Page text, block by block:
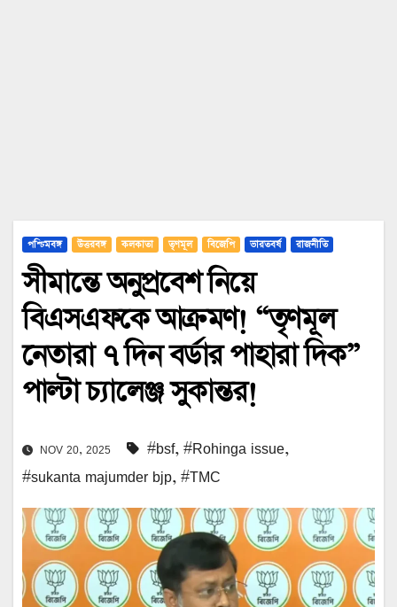
পশ্চিমবঙ্গ উত্তরবঙ্গ কলকাতা তৃণমূল বিজেপি ভারতবর্ষ রাজনীতি
সীমান্তে অনুপ্রবেশ নিয়ে
বিএসএফকে আক্রমণ! “তৃণমূল
নেতারা ৭ দিন বর্ডার পাহারা দিক”
পাল্টা চ্যালেঞ্জ সুকান্তর!
NOV 20, 2025 #bsf, #Rohinga issue,
#sukanta majumder bjp, #TMC